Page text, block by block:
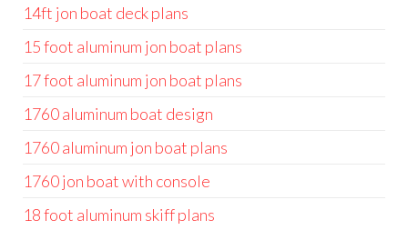
14ft jon boat deck plans
15 foot aluminum jon boat plans
17 foot aluminum jon boat plans
1760 aluminum boat design
1760 aluminum jon boat plans
1760 jon boat with console
18 foot aluminum skiff plans